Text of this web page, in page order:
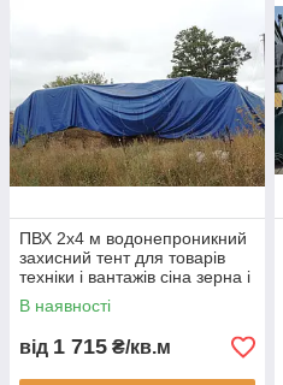
ПВХ 2х4 м водонепроникний
захисний тент для товарів
техніки і вантажів сіна зерна і
матеріалів укривний тент
В наявності
від 1 715 ₴/кв.м